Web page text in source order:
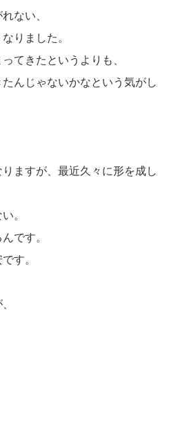
ない、
りました。
てきたというよりも、
んじゃないかなという気がし
ますが、最近久々に形を成し
。
です。
す。